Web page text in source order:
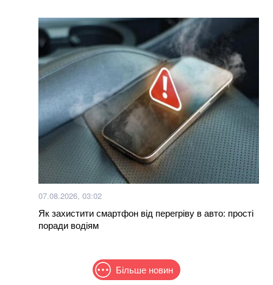
07.08.2026, 03:02
Як захистити смартфон від перегріву в авто: прості
поради водіям
Більше новин